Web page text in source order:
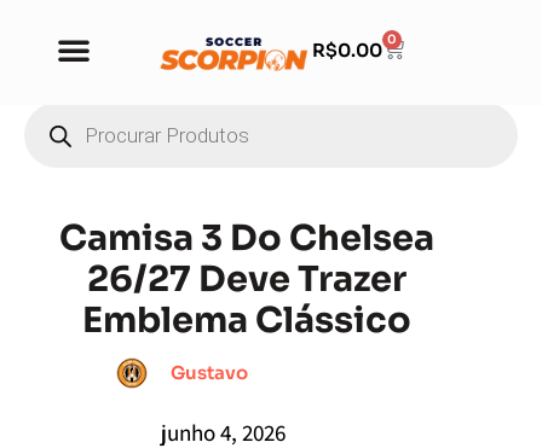
R$0.00 0
Camisa 3 Do Chelsea
26/27 Deve Trazer
Emblema Clássico
Gustavo
junho 4, 2026